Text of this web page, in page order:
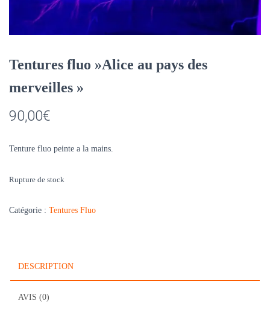
Tentures fluo »Alice au pays des
merveilles »
90,00€
Tenture fluo peinte a la mains.
Rupture de stock
Catégorie : Tentures Fluo
DESCRIPTION
AVIS (0)